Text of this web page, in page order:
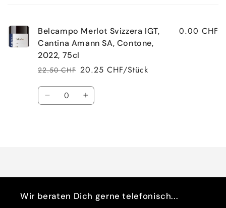
Belcampo Merlot Svizzera IGT,
Cantina Amann SA, Contone,
2022, 75cl
Normaler
Preis
22.50 CHF
Verkaufspreis20.25 CHF/Stück
0.00 CHF
Anzahl
VerringereErhöhe
Wir beraten Dich gerne telefonisch...